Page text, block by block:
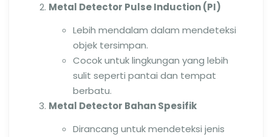
Metal Detector Pulse Induction (PI)
Lebih mendalam dalam mendeteksi
objek tersimpan.
Cocok untuk lingkungan yang lebih
sulit seperti pantai dan tempat
berbatu.
Metal Detector Bahan Spesifik
Dirancang untuk mendeteksi jenis